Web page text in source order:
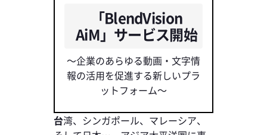
「BlendVision
AiM」サービス開始
～企業のあらゆる動画・文字情
報の活用を促進する新しいプラ
ットフォーム～
台湾、シンガポール、マレーシア、